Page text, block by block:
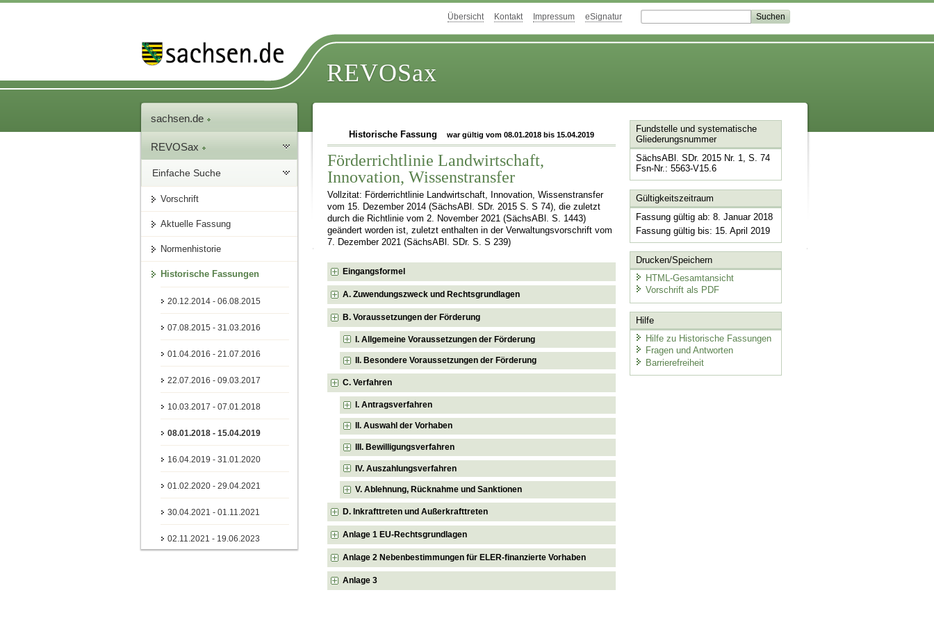
Übersicht Kontakt Impressum eSignatur
REVOSax
sachsen.de
REVOSax
Einfache Suche
Vorschrift
Aktuelle Fassung
Normenhistorie
Historische Fassungen
20.12.2014 - 06.08.2015
07.08.2015 - 31.03.2016
01.04.2016 - 21.07.2016
22.07.2016 - 09.03.2017
10.03.2017 - 07.01.2018
08.01.2018 - 15.04.2019
16.04.2019 - 31.01.2020
01.02.2020 - 29.04.2021
30.04.2021 - 01.11.2021
02.11.2021 - 19.06.2023
Historische Fassung war gültig vom 08.01.2018 bis 15.04.2019
Förderrichtlinie Landwirtschaft,
Innovation, Wissenstransfer
Vollzitat: Förderrichtlinie Landwirtschaft, Innovation, Wissenstransfer
vom 15. Dezember 2014 (SächsABl. SDr. 2015 S. S 74), die zuletzt
durch die Richtlinie vom 2. November 2021 (SächsABl. S. 1443)
geändert worden ist, zuletzt enthalten in der Verwaltungsvorschrift vom
7. Dezember 2021 (SächsABl. SDr. S. S 239)
Eingangsformel
A. Zuwendungszweck und Rechtsgrundlagen
B. Voraussetzungen der Förderung
I. Allgemeine Voraussetzungen der Förderung
II. Besondere Voraussetzungen der Förderung
C. Verfahren
I. Antragsverfahren
II. Auswahl der Vorhaben
III. Bewilligungsverfahren
IV. Auszahlungsverfahren
V. Ablehnung, Rücknahme und Sanktionen
D. Inkrafttreten und Außerkrafttreten
Anlage 1 EU-Rechtsgrundlagen
Anlage 2 Nebenbestimmungen für ELER-finanzierte Vorhaben
Anlage 3
Fundstelle und systematische
Gliederungsnummer
SächsABl. SDr. 2015 Nr. 1, S. 74
Fsn-Nr.: 5563-V15.6
Gültigkeitszeitraum
Fassung gültig ab: 8. Januar 2018
Fassung gültig bis: 15. April 2019
Drucken/Speichern
HTML-Gesamtansicht
Vorschrift als PDF
Hilfe
Hilfe zu Historische Fassungen
Fragen und Antworten
Barrierefreiheit